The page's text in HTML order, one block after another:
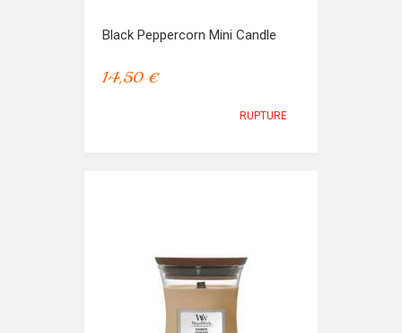
Black Peppercorn Mini Candle
14,50 €
RUPTURE